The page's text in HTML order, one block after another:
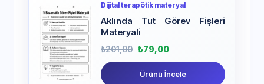
Dijital terapötik materyal
Aklında Tut Görev Fişleri
Materyali
₺201,00 ₺79,00
Ürünü İncele